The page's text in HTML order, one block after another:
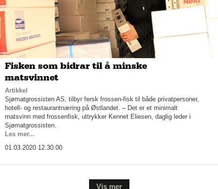
Fisken som bidrar til å minske
matsvinnet
Artikkel
Sjømatgrossisten AS, tilbyr fersk frossen-fisk til både privatpersoner,
hotell- og restaurantnæring på Østlandet. – Det er et minimalt
matsvinn med frossenfisk, uttrykker Kennet Eliesen, daglig leder i
Sjømatgrossisten.
Les mer...
01.03.2020 12.30.00
Vis mer